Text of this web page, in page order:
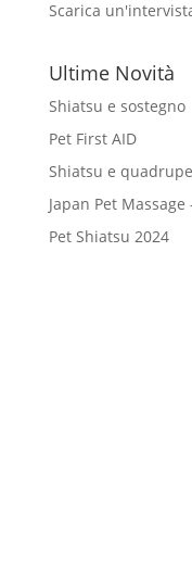
Scarica
Ultime Novità
Shiatsu e sostegno
Pet First AID
Shiatsu e
Japan Pet
Pet Shiatsu 2024